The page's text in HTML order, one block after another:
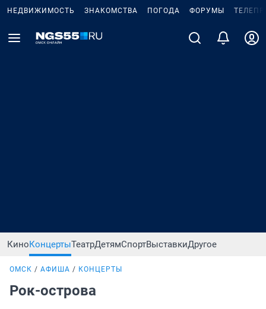
НЕДВИЖИМОСТЬ ЗНАКОМСТВА ПОГОДА ФОРУМЫ
КиноКонцертыТеатрДетямСпортВыставкиДругое
ОМСК АФИША КОНЦЕРТЫ
Рок-острова